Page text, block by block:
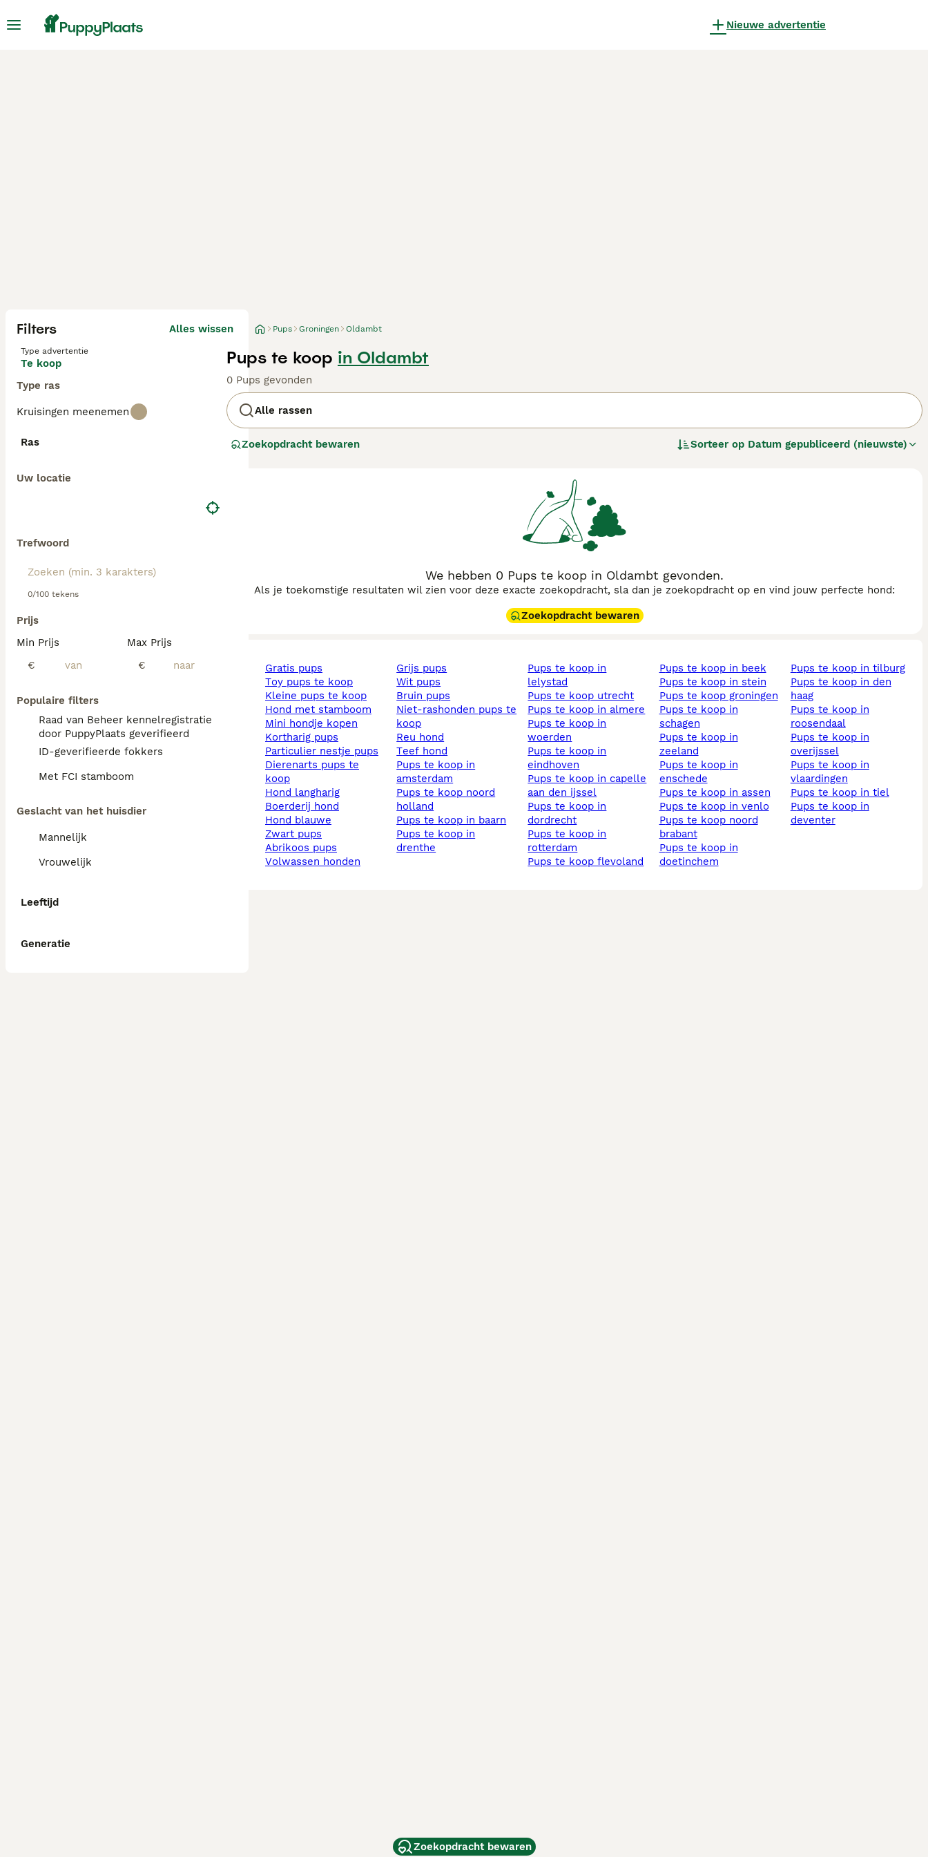
Nieuwe advertentie
Filters Alles wissen
Type advertentie
Te koop
Type ras
Kruisingen meenemen
Ras
Uw locatie
Trefwoord
0/100 tekens
Prijs
Min Prijs
€
Max Prijs
€
Populaire filters
Raad van Beheer kennelregistratie
door PuppyPlaats geverifieerd
ID-geverifieerde fokkers
Met FCI stamboom
Geslacht van het huisdier
Mannelijk
Vrouwelijk
Leeftijd
Generatie
Pups Groningen Oldambt
Pups te koop in Oldambt
0 Pups gevonden
Alle rassen
Zoekopdracht bewaren Sorteer op Datum gepubliceerd (nieuwste)
We hebben 0 Pups te koop in Oldambt gevonden.
Als je toekomstige resultaten wil zien voor deze exacte zoekopdracht, sla dan je zoekopdracht op en vind jouw perfecte hond:
Zoekopdracht bewaren
gratis pups
toy pups te koop
kleine pups te koop
hond met stamboom
mini hondje kopen
kortharig pups
particulier nestje pups
dierenarts pups te
koop
hond langharig
boerderij hond
hond blauwe
zwart pups
abrikoos pups
volwassen honden
grijs pups
wit pups
bruin pups
niet-rashonden pups te
koop
reu hond
teef hond
pups te koop in
amsterdam
pups te koop noord
holland
pups te koop in baarn
pups te koop in
drenthe
pups te koop in
lelystad
pups te koop utrecht
pups te koop in almere
pups te koop in
woerden
pups te koop in
eindhoven
pups te koop in capelle
aan den ijssel
pups te koop in
dordrecht
pups te koop in
rotterdam
pups te koop flevoland
pups te koop in beek
pups te koop in stein
pups te koop groningen
pups te koop in
schagen
pups te koop in
zeeland
pups te koop in
enschede
pups te koop in assen
pups te koop in venlo
pups te koop noord
brabant
pups te koop in
doetinchem
pups te koop in tilburg
pups te koop in den
haag
pups te koop in
roosendaal
pups te koop in
overijssel
pups te koop in
vlaardingen
pups te koop in tiel
pups te koop in
deventer
Zoekopdracht bewaren